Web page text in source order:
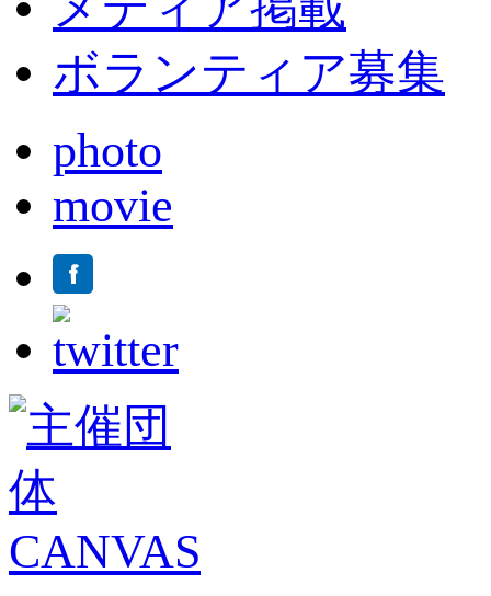
ボランティア募集
photo
movie